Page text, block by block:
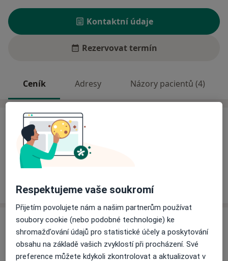
Kontaktní údaje
Rezervovat termín
Ceník Adresy Názory pacientů (4)
Ceník
Informace o službách a cenách nejsou k dispozici
Tento specialista ještě nepřidával žádné informace o
Adresa
Chirurgická ambulance
Přemyslova 1890, Dvůr Králové nad Labem54401
Respektujeme vaše soukromí
Přijetím povolujete nám a našim partnerům používat
soubory cookie (nebo podobné technologie) ke
shromažďování údajů pro statistické účely a poskytování
obsahu na základě vašich zvyklostí při procházení. Své
preference můžete kdykoli zkontrolovat a aktualizovat v